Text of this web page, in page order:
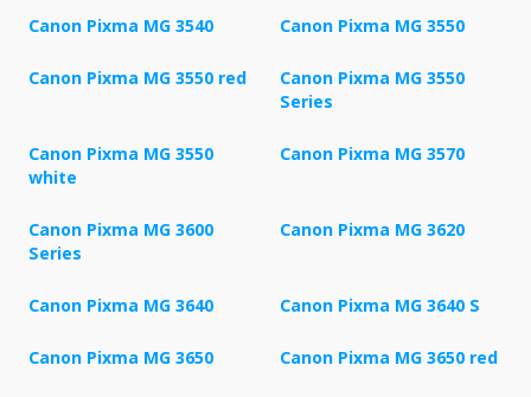
Canon Pixma MG 3540 Canon Pixma MG 3550
Canon Pixma MG 3550 red
Canon Pixma MG 3550
Series
Canon Pixma MG 3550
white
Canon Pixma MG 3570
Canon Pixma MG 3600
Series
Canon Pixma MG 3620
Canon Pixma MG 3640 Canon Pixma MG 3640 S
Canon Pixma MG 3650 Canon Pixma MG 3650 red